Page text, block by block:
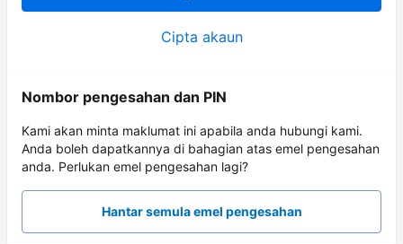
Cipta akaun
Nombor pengesahan dan PIN
Kami akan minta maklumat ini apabila anda hubungi kami.
Anda boleh dapatkannya di bahagian atas emel pengesahan
anda. Perlukan emel pengesahan lagi?
Hantar semula emel pengesahan